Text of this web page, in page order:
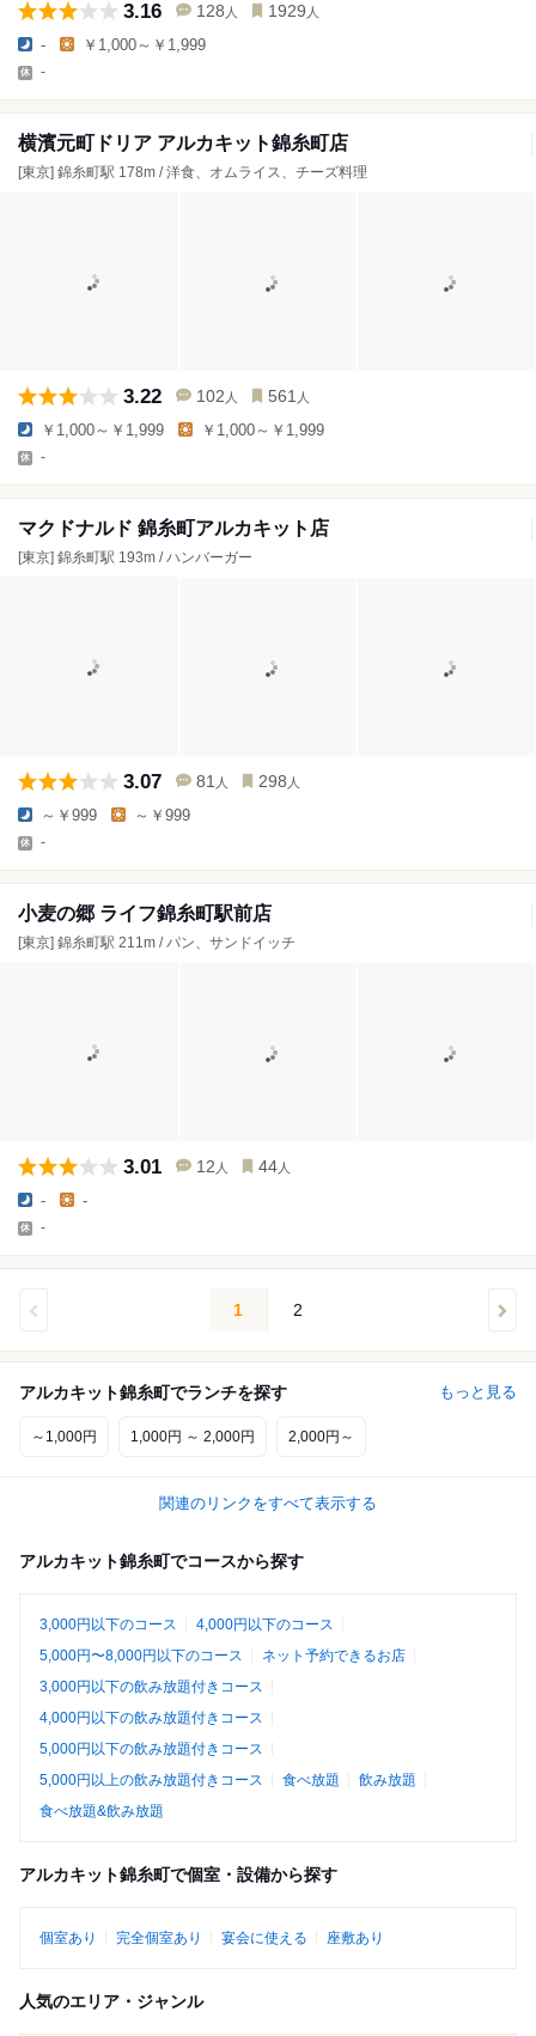
3.16 128 人 1929 人
- ￥1,000～￥1,999
-
横濱元町ドリア アルカキット錦糸町店
[東京] 錦糸町駅 178m / 洋食、オムライス、チーズ料理
3.22 102 人 561 人
￥1,000～￥1,999 ￥1,000～￥1,999
-
マクドナルド 錦糸町アルカキット店
[東京] 錦糸町駅 193m / ハンバーガー
3.07 81 人 298 人
～￥999 ～￥999
-
小麦の郷 ライフ錦糸町駅前店
[東京] 錦糸町駅 211m / パン、サンドイッチ
3.01 12 人 44 人
- -
-
1 2
アルカキット錦糸町でランチを探す もっと見る
～1,000円 1,000円 ～ 2,000円 2,000円～
関連のリンクをすべて表示する
アルカキット錦糸町でコースから探す
3,000円以下のコース
4,000円以下のコース
5,000円〜8,000円以下のコース
ネット予約できるお店
3,000円以下の飲み放題付きコース
4,000円以下の飲み放題付きコース
5,000円以下の飲み放題付きコース
5,000円以上の飲み放題付きコース
食べ放題
飲み放題
食べ放題&飲み放題
アルカキット錦糸町で個室・設備から探す
個室あり 完全個室あり 宴会に使える 座敷あり
人気のエリア・ジャンル